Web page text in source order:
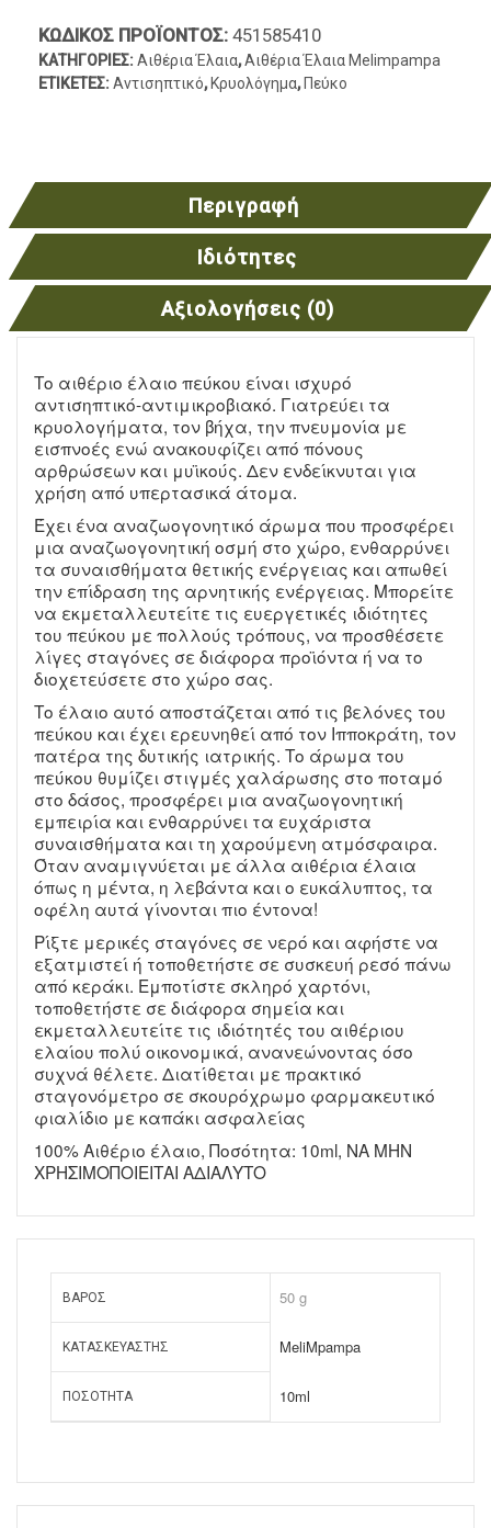
ΚΩΔΙΚΌΣ ΠΡΟΪΌΝΤΟΣ: 451585410
ΚΑΤΗΓΟΡΊΕΣ:Αιθέρια Έλαια,Αιθέρια Έλαια Melimpampa
ΕΤΙΚΈΤΕΣ:Αντισηπτικό, Κρυολόγημα, Πεύκο
Περιγραφή
Ιδιότητες
Αξιολογήσεις (0)
Το αιθέριο έλαιο πεύκου είναι ισχυρό
αντισηπτικό-αντιμικροβιακό. Γιατρεύει τα
κρυολογήματα, τον βήχα, την πνευμονία με
εισπνοές ενώ ανακουφίζει από πόνους
αρθρώσεων και μυϊκούς. Δεν ενδείκνυται για
χρήση από υπερτασικά άτομα.
Έχει ένα αναζωογονητικό άρωμα που προσφέρει
μια αναζωογονητική οσμή στο χώρο, ενθαρρύνει
τα συναισθήματα θετικής ενέργειας και απωθεί
την επίδραση της αρνητικής ενέργειας. Μπορείτε
να εκμεταλλευτείτε τις ευεργετικές ιδιότητες
του πεύκου με πολλούς τρόπους, να προσθέσετε
λίγες σταγόνες σε διάφορα προϊόντα ή να το
διοχετεύσετε στο χώρο σας.
Το έλαιο αυτό αποστάζεται από τις βελόνες του
πεύκου και έχει ερευνηθεί από τον Ιπποκράτη, τον
πατέρα της δυτικής ιατρικής. Το άρωμα του
πεύκου θυμίζει στιγμές χαλάρωσης στο ποταμό
στο δάσος, προσφέρει μια αναζωογονητική
εμπειρία και ενθαρρύνει τα ευχάριστα
συναισθήματα και τη χαρούμενη ατμόσφαιρα.
Όταν αναμιγνύεται με άλλα αιθέρια έλαια
όπως η μέντα, η λεβάντα και ο ευκάλυπτος, τα
οφέλη αυτά γίνονται πιο έντονα!
Ρίξτε μερικές σταγόνες σε νερό και αφήστε να
εξατμιστεί ή τοποθετήστε σε συσκευή ρεσό πάνω
από κεράκι. Εμποτίστε σκληρό χαρτόνι,
τοποθετήστε σε διάφορα σημεία και
εκμεταλλευτείτε τις ιδιότητές του αιθέριου
ελαίου πολύ οικονομικά, ανανεώνοντας όσο
συχνά θέλετε. Διατίθεται με πρακτικό
σταγονόμετρο σε σκουρόχρωμο φαρμακευτικό
φιαλίδιο με καπάκι ασφαλείας
100% Αιθέριο έλαιο, Ποσότητα: 10ml, ΝΑ ΜΗΝ
ΧΡΗΣΙΜΟΠΟΙΕΙΤΑΙ ΑΔΙΑΛΥΤΟ
ΒΆΡΟΣ 50 g
ΚΑΤΑΣΚΕΥΑΣΤΉΣ MeliMpampa
ΠΟΣΌΤΗΤΑ 10ml